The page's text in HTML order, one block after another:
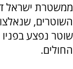
ממשטרת ישראל
השוטרים,
שוטר נפצע בפניו
החולים.